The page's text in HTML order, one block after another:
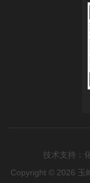
技术支持：
Copyright © 2026 玉